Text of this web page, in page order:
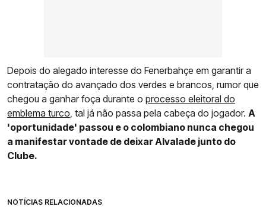
Depois do alegado interesse do Fenerbahçe em garantir a
contratação do avançado dos verdes e brancos, rumor que
chegou a ganhar foça durante o processo eleitoral do
emblema turco , tal já não passa pela cabeça do jogador. A
'oportunidade' passou e o colombiano nunca chegou
a manifestar vontade de deixar Alvalade junto do
Clube.
NOTÍCIAS RELACIONADAS